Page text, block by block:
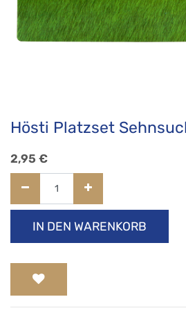
Hösti Platzset
2,95 €
IN DEN WARENKORB